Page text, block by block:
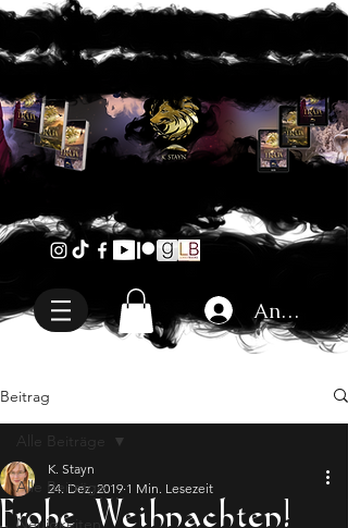
Anmelden
Beitrag
Alle Beiträge
Neuigkeiten
Alle Beiträge
K. Stayn
24. Dez. 2019 1 Min. Lesezeit